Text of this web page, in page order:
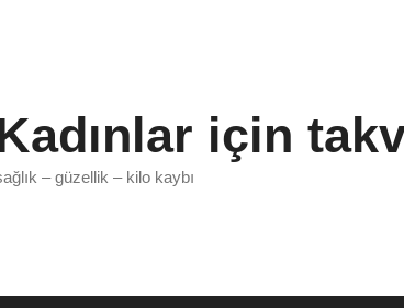
için
– güzellik – kilo kaybı